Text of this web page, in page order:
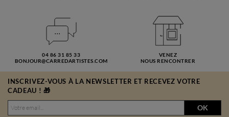
04 86 31 85 33
BONJOUR@CARREDARTISTES.COM
VENEZ
NOUS RENCONTRER
INSCRIVEZ-VOUS À LA NEWSLETTER ET RECEVEZ VOTRE
CADEAU ! 🎁
OK